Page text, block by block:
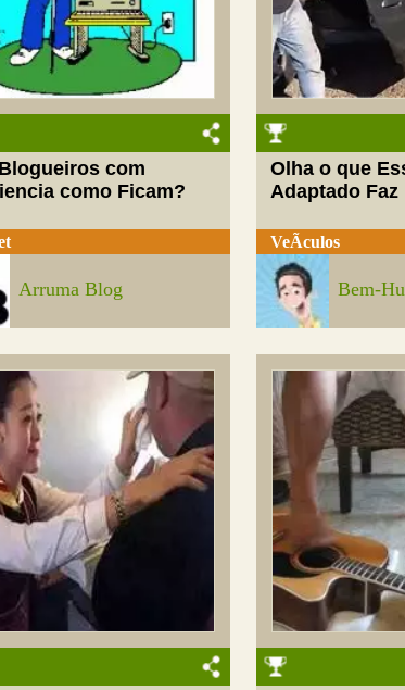
com
como Ficam?
Arruma Blog
Olha o que
Adaptado Faz
VeÃ­culos
Bem-